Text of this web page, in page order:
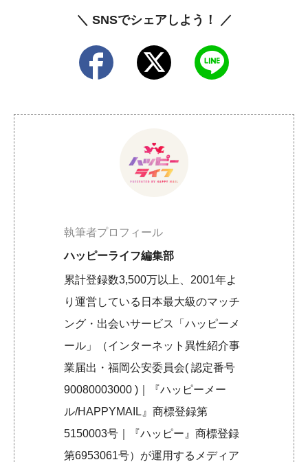
＼ SNSでシェアしよう！ ／
執筆者プロフィール
ハッピーライフ編集部
累計登録数3,500万以上、2001年よ
り運営している日本最大級のマッチ
ング・出会いサービス「ハッピーメ
ール」（インターネット異性紹介事
業届出・福岡公安委員会( 認定番号
90080003000 )｜『ハッピーメー
ル/HAPPYMAIL』商標登録第
5150003号｜『ハッピー』商標登録
第6953061号）が運用するメディア